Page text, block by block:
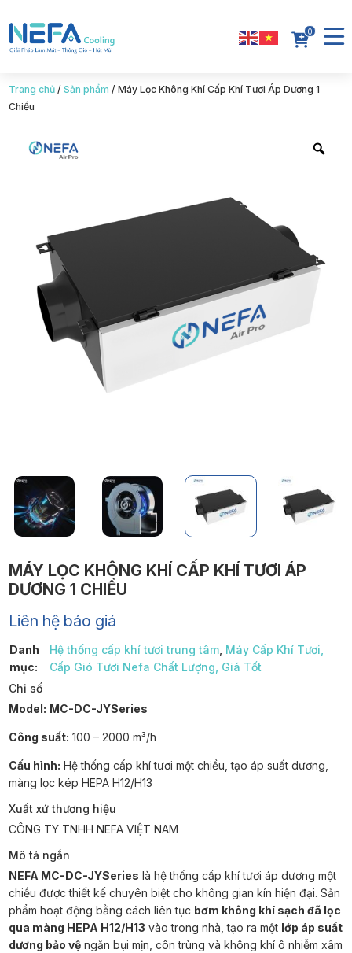
0
Trang chủ/ Sản phẩm / Máy Lọc Không Khí Cấp Khí Tươi Áp Dương 1
Chiều
MÁY LỌC KHÔNG KHÍ CẤP KHÍ TƯƠI ÁP
DƯƠNG 1 CHIỀU
Liên hệ báo giá
Danh
mục:
Hệ thống cấp khí tươi trung tâm, Máy Cấp Khí Tươi,
Cấp Gió Tươi Nefa Chất Lượng, Giá Tốt
Chỉ số
Model: MC-DC-JYSeries
Công suất: 100 – 2000 m³/h
Cấu hình: Hệ thống cấp khí tươi một chiều, tạo áp suất dương,
màng lọc kép HEPA H12/H13
Xuất xứ thương hiệu
CÔNG TY TNHH NEFA VIỆT NAM
Mô tả ngắn
NEFA MC-DC-JYSeries là hệ thống cấp khí tươi áp dương một
chiều được thiết kế chuyên biệt cho không gian kín hiện đại. Sản
phẩm hoạt động bằng cách liên tục bơm không khí sạch đã lọc
qua màng HEPA H12/H13 vào trong nhà, tạo ra một lớp áp suất
dương bảo vệngăn bụi mịn, côn trùng và không khí ô nhiễm xâm